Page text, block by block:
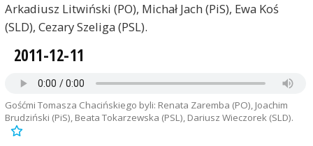
Arkadiusz Litwiński (PO), Michał Jach (PiS), Ewa Koś
(SLD), Cezary Szeliga (PSL).
2011-12-11
Gośćmi Tomasza Chacińskiego byli: Renata Zaremba (PO), Joachim
Brudziński (PiS), Beata Tokarzewska (PSL), Dariusz Wieczorek (SLD).